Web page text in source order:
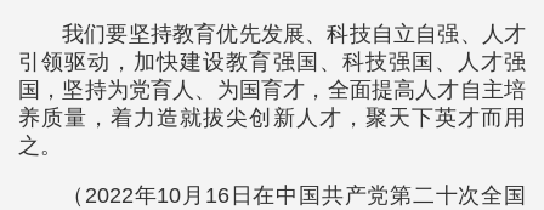
我们要坚持教育优先发展、科技自立自强、人才
引领驱动，加快建设教育强国、科技强国、人才强
国，坚持为党育人、为国育才，全面提高人才自主培
养质量，着力造就拔尖创新人才，聚天下英才而用
之。
（2022年10月16日在中国共产党第二十次全国